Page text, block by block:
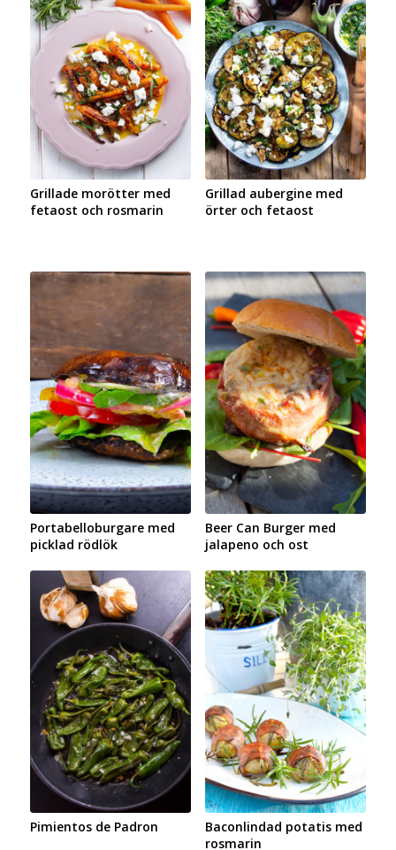
Grillade morötter med
fetaost och rosmarin
Grillad aubergine med
örter och fetaost
Portabelloburgare med
picklad rödlök
Beer Can Burger med
jalapeno och ost
Pimientos de Padron
Baconlindad potatis med
rosmarin